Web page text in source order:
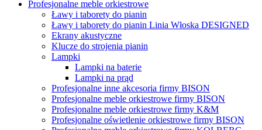
Profesjonalne meble orkiestrowe
Ławy i taborety do pianin
Ławy i taborety do pianin Linia Włoska DESIGNED
Ekrany akustyczne
Klucze do strojenia pianin
Lampki
Lampki na baterie
Lampki na prąd
Profesjonalne inne akcesoria firmy BISON
Profesjonalne meble orkiestrowe firmy BISON
Profesjonalne meble orkiestrowe firmy K&M
Profesjonalne oświetlenie orkiestrowe firmy BISON